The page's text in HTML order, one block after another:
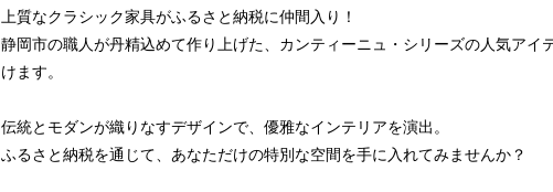
上質なクラシック家具がふるさと納税に仲間入り！
静岡市の職人が丹精込めて作り上げた、カンティーニュ・シリーズの人気アイ
けます。
伝統とモダンが織りなすデザインで、優雅なインテリアを演出。
ふるさと納税を通じて、あなただけの特別な空間を手に入れてみませんか？